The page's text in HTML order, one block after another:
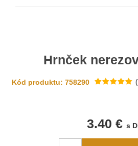
Hrnček
Kód produktu: 758290 (
3.40 € s